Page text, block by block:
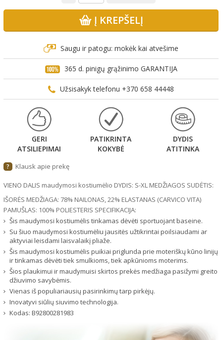
Į KREPŠELĮ
Saugu ir patogu: mokėk kai atvešime
365 d. pinigų grąžinimo GARANTIJA
Užsisakyk telefonu +370 658 44448
GERI
ATSILIEPIMAI
PATIKRINTA
KOKYBĖ
DYDIS
ATITINKA
? Klausk apie prekę
VIENO DALIS maudymosi kostiumėlio DYDIS: S-XL MEDŽIAGOS SUDĖTIS:
IŠORĖS MEDŽIAGA: 78% NAILONAS, 22% ELASTANAS (CARVICO VITA)
PAMUŠLAS: 100% POLIESTERIS SPECIFIKACIJA:
Šis maudymosi kostiumėlis tinkamas dėvėti sportuojant baseine.
Su šiuo maudymosi kostiumėliu jausitės užtikrintai poilsiaudami ar
aktyviai leisdami laisvalaikį pliaže.
Šis maudymosi kostiumėlis puikiai priglunda prie moteriškų kūno linijų
ir tinkamas dėvėti tiek smulkioms, tiek apkūnioms moterims.
Šios plaukimui ir maudymuisi skirtos prekės medžiaga pasižymi greito
džiuvimo savybėmis.
Vienas iš populiariausių pasirinkimų tarp pirkėjų.
Inovatyvi siūlių siuvimo technologija.
Kodas: B92800281983